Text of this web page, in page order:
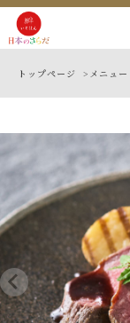
トップページ > メニュ